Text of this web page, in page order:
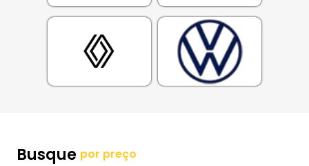
Busque por preço